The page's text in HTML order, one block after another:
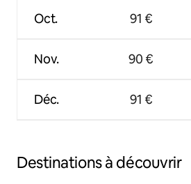
Oct.
Nov.
Déc.
91 €
90 €
91 €
Destinations à découvrir